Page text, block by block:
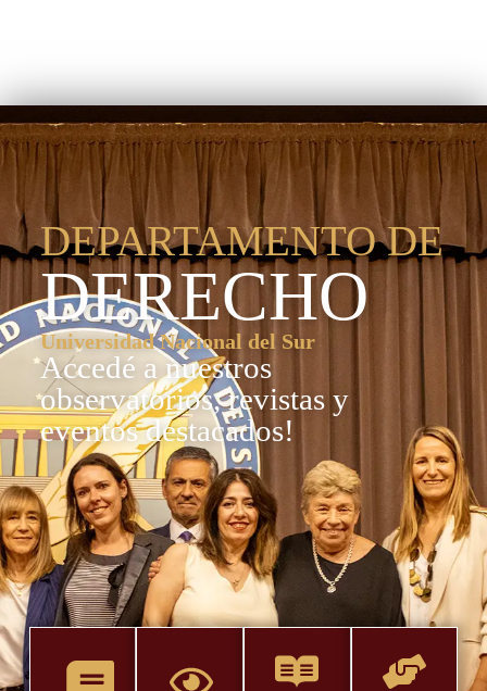
Derecho
DEPARTAMENTO DE
DERECHO
Universidad Nacional del Sur
Accedé a nuestros
observatorios, revistas y
eventos destacados!